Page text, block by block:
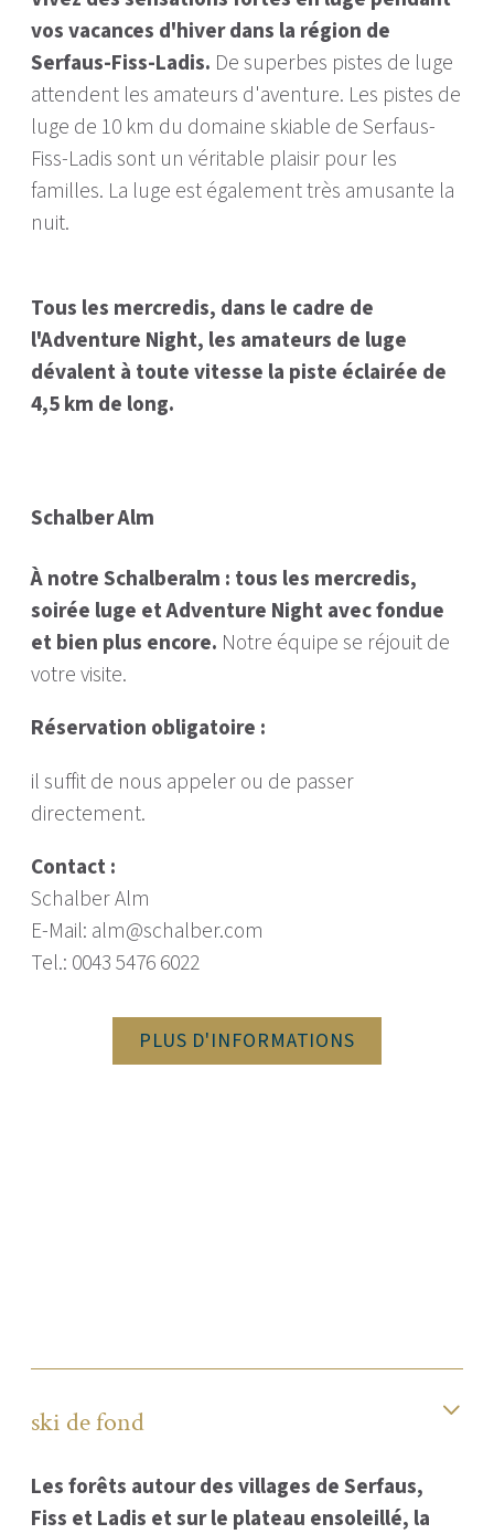
vos vacances d'hiver dans la région de
Serfaus-Fiss-Ladis. De superbes pistes de luge
attendent les amateurs d'aventure. Les pistes de
luge de 10 km du domaine skiable de Serfaus-
Fiss-Ladis sont un véritable plaisir pour les
familles. La luge est également très amusante la
nuit.
Tous les mercredis, dans le cadre de
l'Adventure Night, les amateurs de luge
dévalent à toute vitesse la piste éclairée de
4,5 km de long.
Schalber Alm
À notre Schalberalm : tous les mercredis,
soirée luge et Adventure Night avec fondue
et bien plus encore. Notre équipe se réjouit de
votre visite.
Réservation obligatoire :
il suffit de nous appeler ou de passer
directement.
Contact :
Schalber Alm
E-Mail: alm@schalber.com
Tel.: 0043 5476 6022
PLUS D'INFORMATIONS
ski de fond
Les forêts autour des villages de Serfaus,
Fiss et Ladis et sur le plateau ensoleillé, la